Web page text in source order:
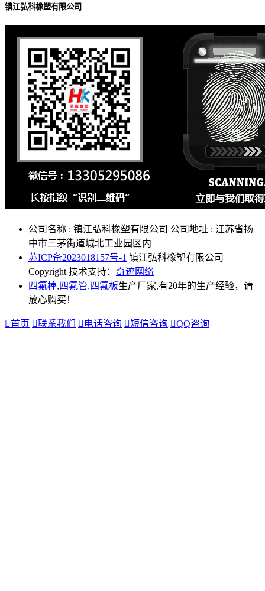
镇江弘科橡塑有限公司
公司名称 : 镇江弘科橡塑有限公司 公司地址 : 江苏省扬
中市三茅街道城北工业园区内
苏ICP备2023018157号-1 镇江弘科橡塑有限公司
Copyright 技术支持： 奇迹网络
四氟棒,四氟管,四氟板生产厂家,有20年的生产经验，请
放心购买！
首页 联系我们  电话咨询 短信咨询 QQ咨询